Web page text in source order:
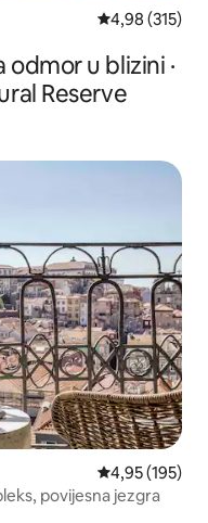
Prosječna
4,98 (315)
u blizini ·
Reserve
Prosječna
4,95 (195)
povijesna jezgra